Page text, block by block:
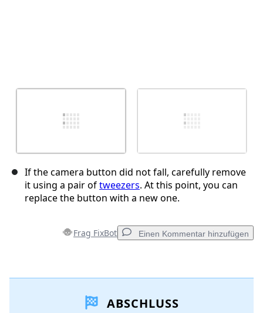
If the camera button did not fall, carefully remove
it using a pair oftweezers. At this point, you can
replace the button with a new one.
Frag FixBot Einen Kommentar hinzufügen
Kommentar hinzufügenABSCHLUSS